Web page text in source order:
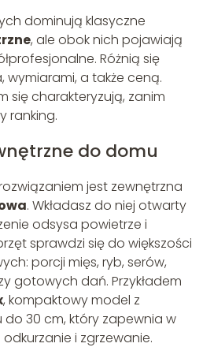
dominują klasyczne
, ale obok nich pojawiają
Różnią się
wymiarami, a także ceną.
się charakteryzują, zanim
ranking.
do domu
jest zewnętrzna
. Wkładasz do niej otwarty
odsysa powietrze i
sprawdzi się do większości
porcji mięs, ryb, serów,
gotowych dań. Przykładem
, kompaktowy model z
do 30 cm, który zapewnia w
i zgrzewanie.